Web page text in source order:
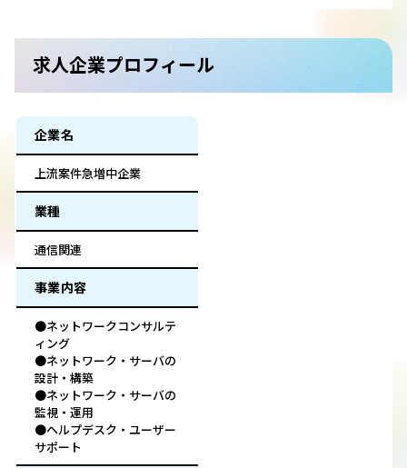
求人企業プロフィール
企業名
上流案件急増中企業
業種
通信関連
事業内容
●ネットワークコンサルテ
ィング
●ネットワーク・サーバの
設計・構築
●ネットワーク・サーバの
監視・運用
●ヘルプデスク・ユーザー
サポート